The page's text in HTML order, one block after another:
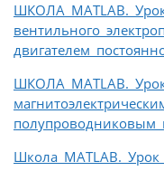
ШКОЛА MATLAB.
вентильного
двигателем
ШКОЛА MATLAB.
полупроводниковым
Школа MATLAB.